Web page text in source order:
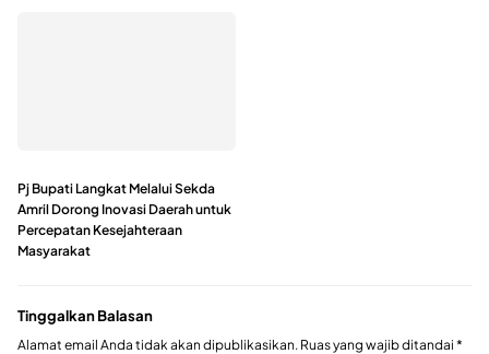
Pj Bupati Langkat Melalui Sekda
Amril Dorong Inovasi Daerah untuk
Percepatan Kesejahteraan
Masyarakat
Tinggalkan Balasan
Alamat email Anda tidak akan dipublikasikan. Ruas yang wajib ditandai *